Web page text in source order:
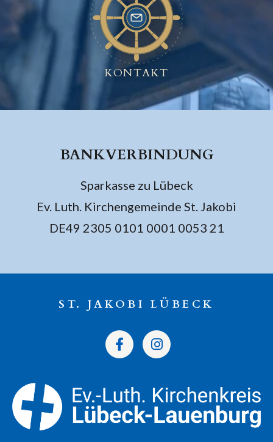
KONTAKT
BANKVERBINDUNG
Sparkasse zu Lübeck
Ev. Luth. Kirchengemeinde St. Jakobi
DE49 2305 0101 0001 0053 21
ST. JAKOBI LÜBECK